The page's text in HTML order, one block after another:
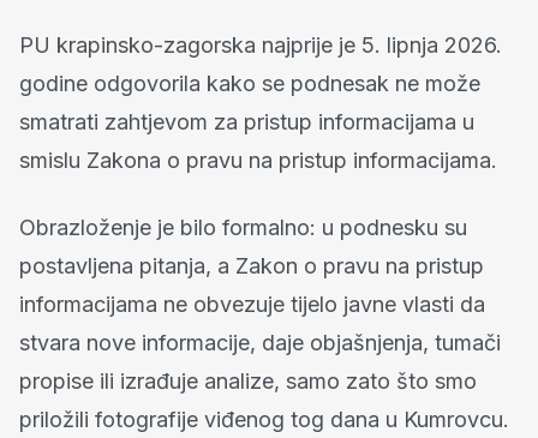
PU krapinsko-zagorska najprije je 5. lipnja 2026.
godine odgovorila kako se podnesak ne može
smatrati zahtjevom za pristup informacijama u
smislu Zakona o pravu na pristup informacijama.
Obrazloženje je bilo formalno: u podnesku su
postavljena pitanja, a Zakon o pravu na pristup
informacijama ne obvezuje tijelo javne vlasti da
stvara nove informacije, daje objašnjenja, tumači
propise ili izrađuje analize, samo zato što smo
priložili fotografije viđenog tog dana u Kumrovcu.